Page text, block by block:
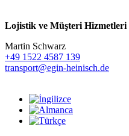
Lojistik ve Müşteri Hizmetleri
Martin Schwarz
+49 1522 4587 139
transport@egin-heinisch.de